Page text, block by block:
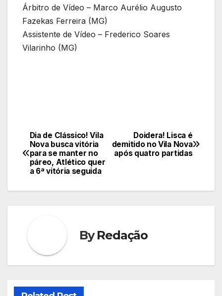
Árbitro de Vídeo – Marco Aurélio Augusto
Fazekas Ferreira (MG)
Assistente de Vídeo – Frederico Soares
Vilarinho (MG)
Navegação
de
Doidera! Lisca é
demitido no Vila Nova
após quatro partidas
Dia de Clássico! Vila
Nova busca vitória
para se manter no
páreo, Atlético quer
a 6ª vitória seguida
ByRedação